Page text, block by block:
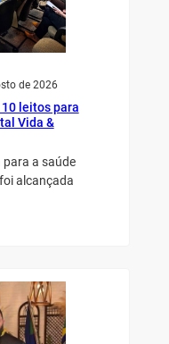
de 2026
leitos para
Vida &
a saúde
alcançada